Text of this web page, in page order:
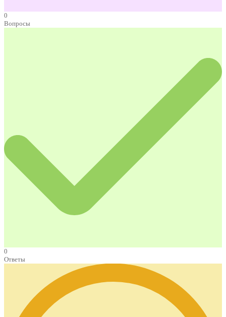
0
Вопросы
0
Ответы